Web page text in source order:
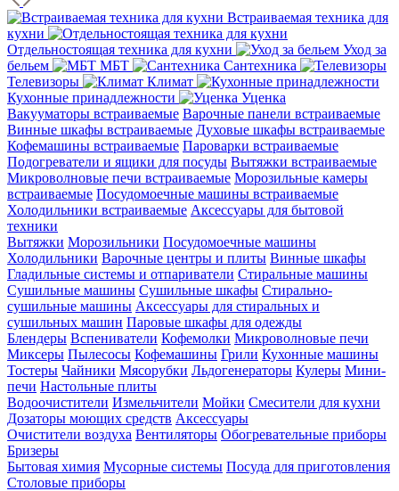
Встраиваемая техника для
кухни
Отдельностоящая техника для кухни
Уход за
бельем
МБТ
Сантехника
Телевизоры
Климат
Кухонные принадлежности
Уценка
Вакууматоры встраиваемые Варочные панели встраиваемые
Винные шкафы встраиваемые Духовые шкафы встраиваемые
Кофемашины встраиваемые Пароварки встраиваемые
Подогреватели и ящики для посуды Вытяжки встраиваемые
Микроволновые печи встраиваемые Морозильные камеры
встраиваемые Посудомоечные машины встраиваемые
Холодильники встраиваемые Аксессуары для бытовой
техники
Вытяжки Морозильники Посудомоечные машины
Холодильники Варочные центры и плиты Винные шкафы
Гладильные системы и отпариватели Стиральные машины
Сушильные машины Сушильные шкафы Стирально-
сушильные машины Аксессуары для стиральных и
сушильных машин Паровые шкафы для одежды
Блендеры Вспениватели Кофемолки Микроволновые печи
Миксеры Пылесосы Кофемашины Грили Кухонные машины
Тостеры Чайники Мясорубки Льдогенераторы Кулеры Мини-
печи Настольные плиты
Водоочистители Измельчители Мойки Смесители для кухни
Дозаторы моющих средств Аксессуары
Очистители воздуха Вентиляторы Обогревательные приборы
Бризеры
Бытовая химия Мусорные системы Посуда для приготовления
Столовые приборы